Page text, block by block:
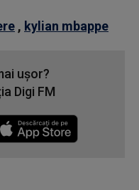
, kylian mbappe
ușor?
Digi FM